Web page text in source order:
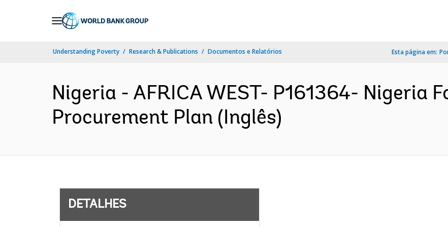
Understanding Poverty Research & Publications Documentos e Relatórios Esta página em:
Nigeria - AFRICA WEST- P161364- Nigeria
Procurement Plan (Inglês)
DETALHES